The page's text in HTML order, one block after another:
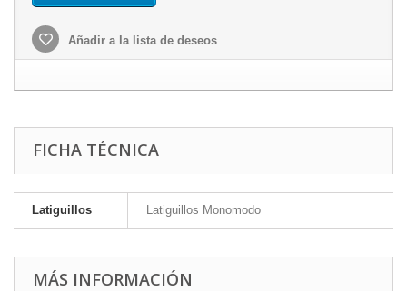
Añadir a la lista de deseos
FICHA TÉCNICA
Latiguillos Latiguillos Monomodo
MÁS INFORMACIÓN